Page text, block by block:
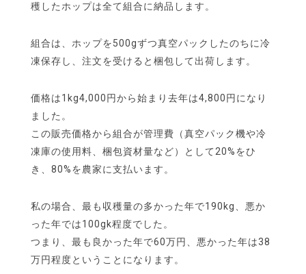
穫したホップは全て組合に納品します。
組合は、ホップを500gずつ真空パックしたのちに冷
凍保存し、注文を受けると梱包して出荷します。
価格は1kg4,000円から始まり去年は4,800円になり
ました。
この販売価格から組合が管理費（真空パック機や冷
凍庫の使用料、梱包資材量など）として20%をひ
き、80%を農家に支払います。
私の場合、最も収穫量の多かった年で190kg、悪か
った年では100gk程度でした。
つまり、最も良かった年で60万円、悪かった年は38
万円程度ということになります。